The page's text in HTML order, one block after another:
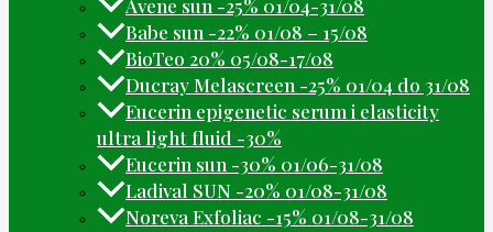
Avene sun -25% 01/04-31/08
Babe sun -22% 01/08 – 15/08
BioTeo 20% 05/08-17/08
Ducray Melascreen -25% 01/04 do 31/08
Eucerin epigenetic serum i elasticity
ultra light fluid -30%
Eucerin sun -30% 01/06-31/08
Ladival SUN -20% 01/08-31/08
Noreva Exfoliac -15% 01/08-31/08